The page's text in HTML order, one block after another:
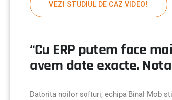
VEZI STUDIUL DE CAZ VIDEO!
“Cu ERP putem face
avem date exacte. Nota
Datorita noilor softuri, echipa Binal Mob